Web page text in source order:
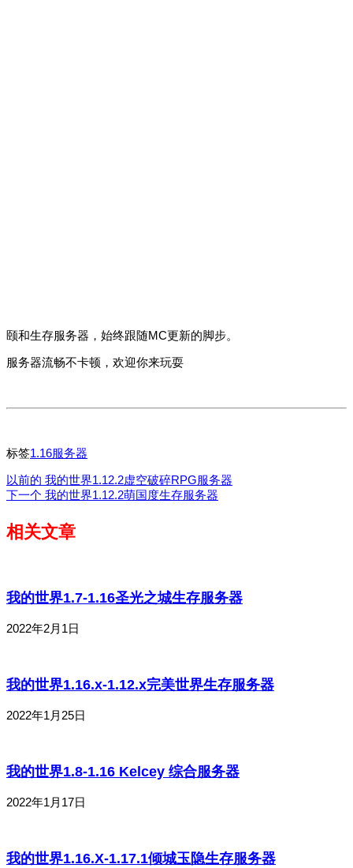
颐和生存服务器，始终跟随MC更新的脚步。
服务器流畅不卡顿，欢迎你来玩耍
标签1.16服务器
以前的 我的世界1.12.2虚空破碎RPG服务器
下一个 我的世界1.12.2萌国度生存服务器
相关文章
我的世界1.7-1.16圣光之城生存服务器
2022年2月1日
我的世界1.16.x-1.12.x完美世界生存服务器
2022年1月25日
我的世界1.8-1.16 Kelcey 综合服务器
2022年1月17日
我的世界1.16.X-1.17.1倾城玉隐生存服务器